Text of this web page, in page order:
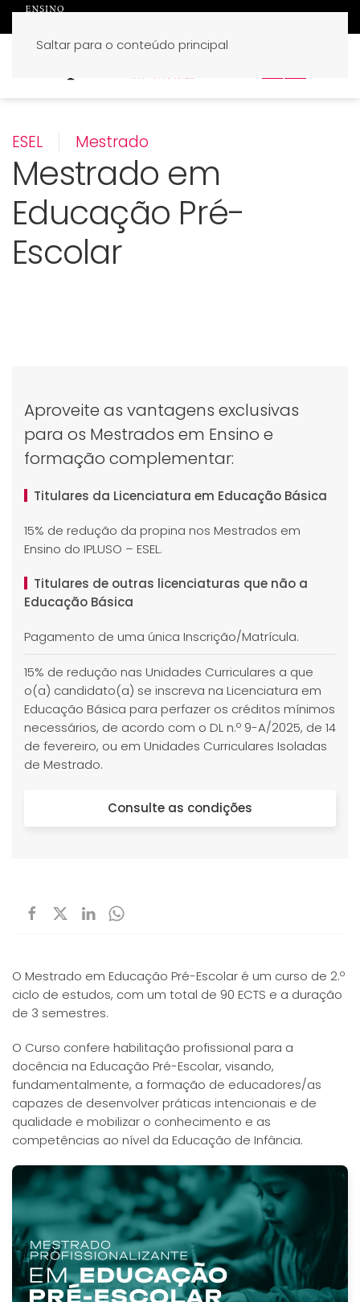
Saltar para o conteúdo principal
ESEL Mestrado
Mestrado em
Educação Pré-
Escolar
Aproveite as vantagens exclusivas
para os Mestrados em Ensino e
formação complementar:
Titulares da Licenciatura em Educação Básica
15% de redução da propina nos Mestrados em
Ensino do IPLUSO – ESEL.
Titulares de outras licenciaturas que não a
Educação Básica
Pagamento de uma única Inscrição/Matrícula.
15% de redução nas Unidades Curriculares a que
o(a) candidato(a) se inscreva na Licenciatura em
Educação Básica para perfazer os créditos mínimos
necessários, de acordo com o DL n.º 9-A/2025, de 14
de fevereiro, ou em Unidades Curriculares Isoladas
de Mestrado.
Consulte as condições
O Mestrado em Educação Pré-Escolar é um curso de 2.º
ciclo de estudos, com um total de 90 ECTS e a duração
de 3 semestres.
O Curso confere habilitação profissional para a
docência na Educação Pré-Escolar, visando,
fundamentalmente, a formação de educadores/as
capazes de desenvolver práticas intencionais e de
qualidade e mobilizar o conhecimento e as
competências ao nível da Educação de Infância.